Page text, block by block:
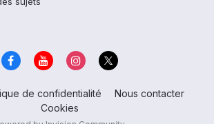
de confidentialité
Nous contacter
Cookies